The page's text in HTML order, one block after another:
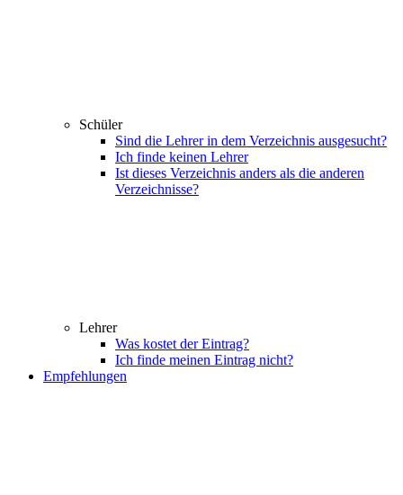
Schüler
Sind die Lehrer in dem Verzeichnis ausgesucht?
Ich finde keinen Lehrer
Ist dieses Verzeichnis anders als die anderen
Verzeichnisse?
Lehrer
Was kostet der Eintrag?
Ich finde meinen Eintrag nicht?
Empfehlungen